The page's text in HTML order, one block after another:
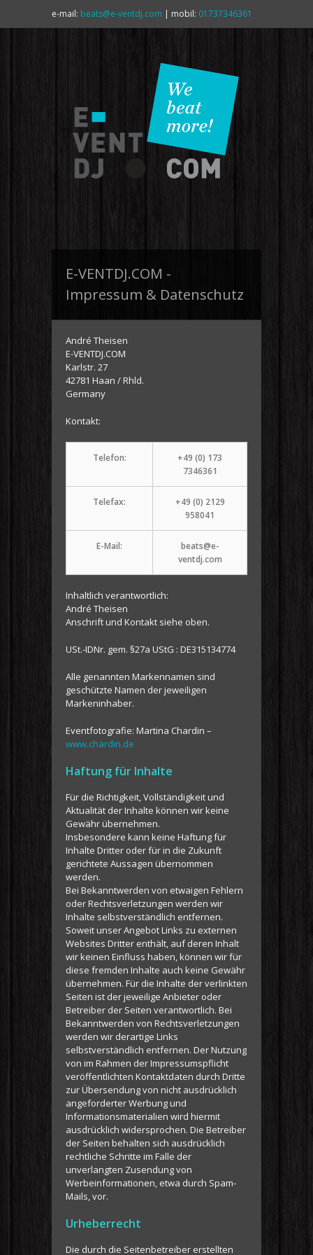
e-mail: beats@e-ventdj.com | mobil: 01737346361
E-VENTDJ.COM -
Impressum & Datenschutz
André Theisen
E-VENTDJ.COM
Karlstr. 27
42781 Haan / Rhld.
Germany
Kontakt:
Telefon:
+49 (0) 173
7346361
Telefax:
+49 (0) 2129
958041
E-Mail:
beats@e-
ventdj.com
Inhaltlich verantwortlich:
André Theisen
Anschrift und Kontakt siehe oben.
USt.-IDNr. gem. §27a UStG : DE315134774
Alle genannten Markennamen sind
geschützte Namen der jeweiligen
Markeninhaber.
Eventfotografie: Martina Chardin –
www.chardin.de
Haftung für Inhalte
Für die Richtigkeit, Vollständigkeit und
Aktualität der Inhalte können wir keine
Gewähr übernehmen.
Insbesondere kann keine Haftung für
Inhalte Dritter oder für in die Zukunft
gerichtete Aussagen übernommen
werden.
Bei Bekanntwerden von etwaigen Fehlern
oder Rechtsverletzungen werden wir
Inhalte selbstverständlich entfernen.
Soweit unser Angebot Links zu externen
Websites Dritter enthält, auf deren Inhalt
wir keinen Einfluss haben, können wir für
diese fremden Inhalte auch keine Gewähr
übernehmen. Für die Inhalte der verlinkten
Seiten ist der jeweilige Anbieter oder
Betreiber der Seiten verantwortlich. Bei
Bekanntwerden von Rechtsverletzungen
werden wir derartige Links
selbstverständlich entfernen. Der Nutzung
von im Rahmen der Impressumspflicht
veröffentlichten Kontaktdaten durch Dritte
zur Übersendung von nicht ausdrücklich
angeforderter Werbung und
Informationsmaterialien wird hiermit
ausdrücklich widersprochen. Die Betreiber
der Seiten behalten sich ausdrücklich
rechtliche Schritte im Falle der
unverlangten Zusendung von
Werbeinformationen, etwa durch Spam-
Mails, vor.
Urheberrecht
Die durch die Seitenbetreiber erstellten